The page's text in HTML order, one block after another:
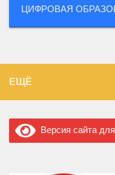
ЦИФРОВАЯ
ЕЩЁ
Версия сайта